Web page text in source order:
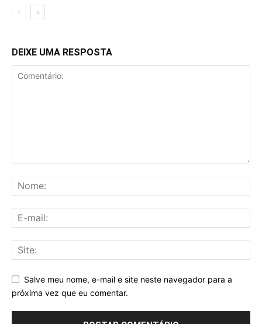
DEIXE UMA RESPOSTA
Salve meu nome, e-mail e site neste navegador para a
próxima vez que eu comentar.